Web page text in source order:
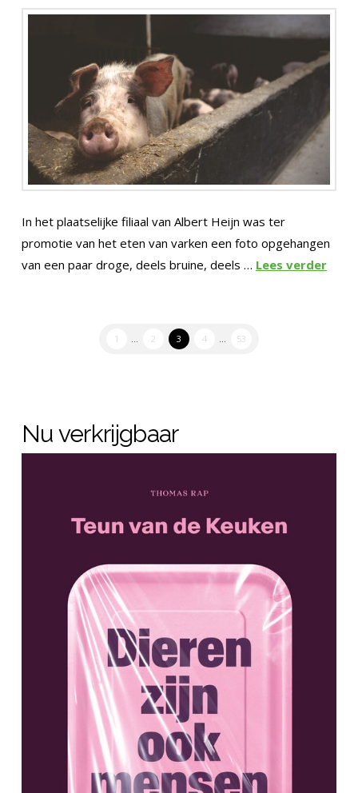
In het plaatselijke filiaal van Albert Heijn was ter
promotie van het eten van varken een foto opgehangen
van een paar droge, deels bruine, deels … Lees verder
1 2 3 4 53
Nu verkrijgbaar